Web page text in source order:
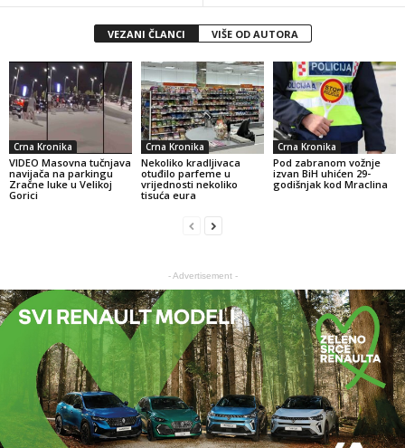
VEZANI ČLANCI VIŠE OD AUTORA
Crna Kronika
VIDEO Masovna tučnjava
navijača na parkingu
Zračne luke u Velikoj
Gorici
Crna Kronika
Nekoliko kradljivaca
otuđilo parfeme u
vrijednosti nekoliko
tisuća eura
Crna Kronika
Pod zabranom vožnje
izvan BiH uhićen 29-
godišnjak kod Mraclina
- Advertisement -